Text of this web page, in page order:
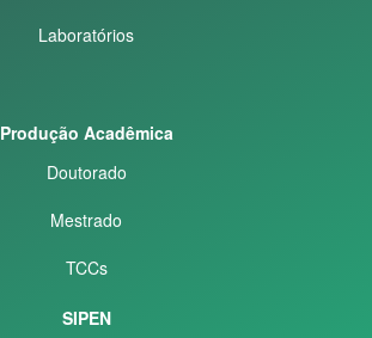
Laboratórios
Produção Acadêmica
Doutorado
Mestrado
TCCs
SIPEN